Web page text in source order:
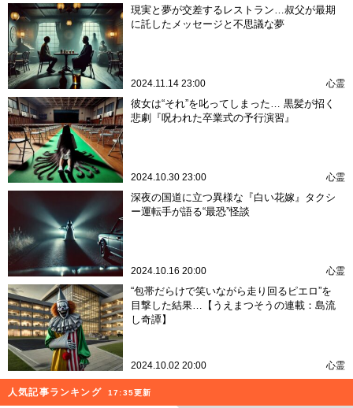
現実と夢が交差するレストラン…叔父が最期
に託したメッセージと不思議な夢
2024.11.14 23:00 心霊
彼女は“それ”を叱ってしまった… 黒髪が招く
悲劇『呪われた卒業式の予行演習』
2024.10.30 23:00 心霊
深夜の国道に立つ異様な『白い花嫁』タクシ
ー運転手が語る“最恐”怪談
2024.10.16 20:00 心霊
“包帯だらけで笑いながら走り回るピエロ”を
目撃した結果…【うえまつそうの連載：島流
し奇譚】
2024.10.02 20:00 心霊
人気記事ランキング 17:35更新